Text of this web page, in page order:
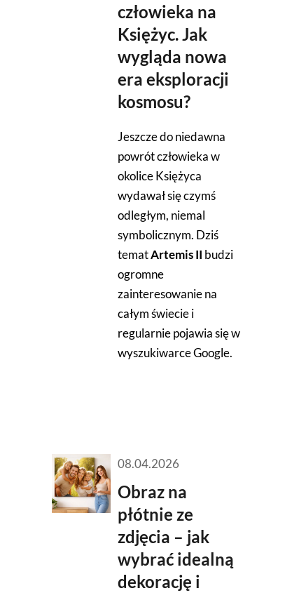
człowieka na
Księżyc. Jak
wygląda nowa
era eksploracji
kosmosu?
Jeszcze do niedawna
powrót człowieka w
okolice Księżyca
wydawał się czymś
odległym, niemal
symbolicznym. Dziś
tematArtemis II budzi
ogromne
zainteresowanie na
całym świecie i
regularnie pojawia się w
wyszukiwarce Google.
08.04.2026
Obraz na
płótnie ze
zdjęcia – jak
wybrać idealną
dekorację i